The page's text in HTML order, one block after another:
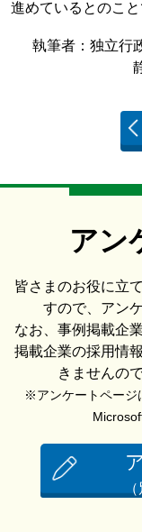
進めているとのこと
執筆者：独立行
静岡支部
アン
皆さまのお役に立
すので、アン
なお、事例掲載企
掲載企業の採用情
きませんの
※アンケートページ